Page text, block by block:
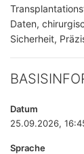
Daten,
Sicherheit,
Datum
25.09.2026,
Sprache